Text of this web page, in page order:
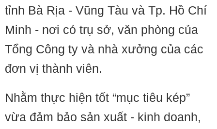
tỉnh Bà Rịa - Vũng Tàu và Tp. Hồ Chí
Minh - nơi có trụ sở, văn phòng của
Tổng Công ty và nhà xưởng của các
đơn vị thành viên.
Nhằm thực hiện tốt “mục tiêu kép”
vừa đảm bảo sản xuất - kinh doanh,